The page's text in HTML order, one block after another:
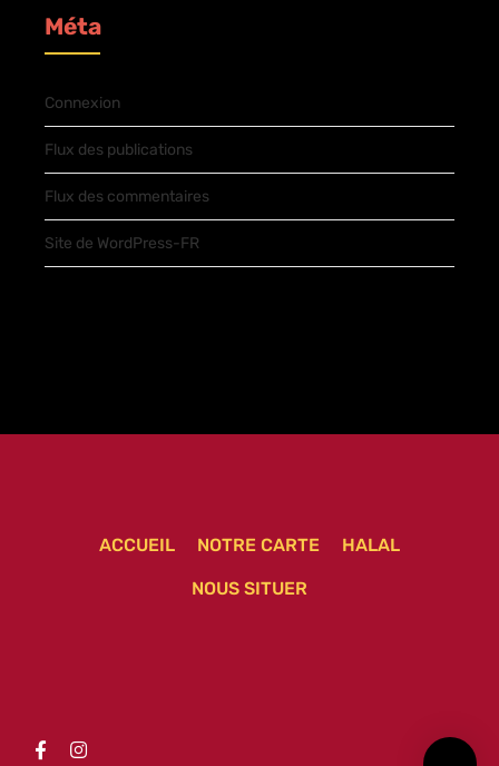
Méta
Connexion
Flux des publications
Flux des commentaires
Site de WordPress-FR
ACCUEIL NOTRE CARTE HALAL
NOUS SITUER